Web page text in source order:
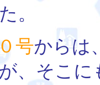
。
号からは
、そこ